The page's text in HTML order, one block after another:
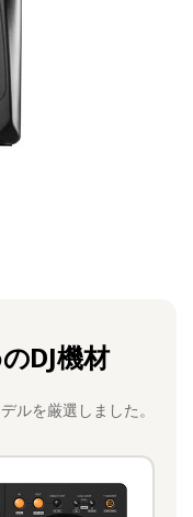
DJ機材
ルを厳選しました。